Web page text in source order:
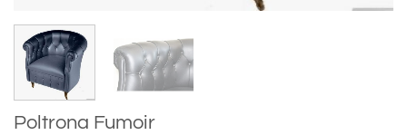
Poltrona Fumoir